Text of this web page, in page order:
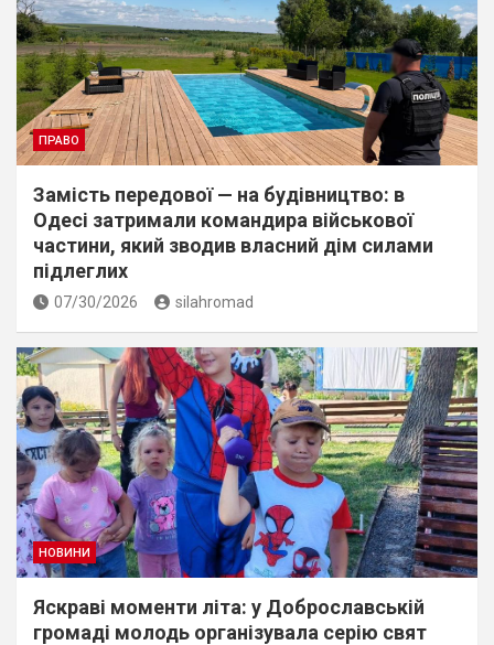
ПРАВО
Замість передової — на будівництво: в
Одесі затримали командира військової
частини, який зводив власний дім силами
підлеглих
07/30/2026 silahromad
НОВИНИ
Яскраві моменти літа: у Доброславській
громаді молодь організувала серію свят